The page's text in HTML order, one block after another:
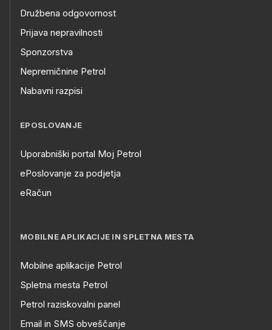
Družbena odgovornost
Prijava nepravilnosti
Sponzorstva
Nepremičnine Petrol
Nabavni razpisi
EPOSLOVANJE
Uporabniški portal Moj Petrol
ePoslovanje za podjetja
eRačun
MOBILNE APLIKACIJE IN SPLETNA MESTA
Mobilne aplikacije Petrol
Spletna mesta Petrol
Petrol raziskovalni panel
Email in SMS obveščanje